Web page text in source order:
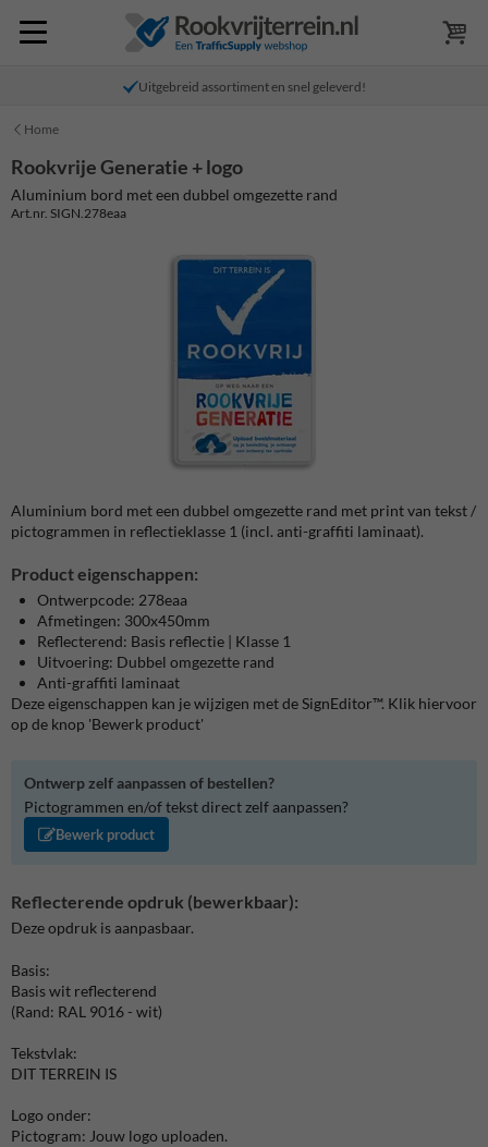
Uitgebreid assortiment en snel geleverd!
Home
Rookvrije Generatie + logo
Aluminium bord met een dubbel omgezette rand
Art.nr. SIGN.278eaa
Aluminium bord met een dubbel omgezette rand met print van tekst /
pictogrammen in reflectieklasse 1 (incl. anti-graffiti laminaat).
Product eigenschappen:
Ontwerpcode: 278eaa
Afmetingen: 300x450mm
Reflecterend: Basis reflectie | Klasse 1
Uitvoering: Dubbel omgezette rand
Anti-graffiti laminaat
Deze eigenschappen kan je wijzigen met de SignEditor™. Klik hiervoor
op de knop 'Bewerk product'
Ontwerp zelf aanpassen of bestellen?
Pictogrammen en/of tekst direct zelf aanpassen?
Bewerk product
Reflecterende opdruk (bewerkbaar):
Deze opdruk is aanpasbaar.
Basis:
Basis wit reflecterend
(Rand: RAL 9016 - wit)
Tekstvlak:
DIT TERREIN IS
Logo onder:
Pictogram: Jouw logo uploaden.